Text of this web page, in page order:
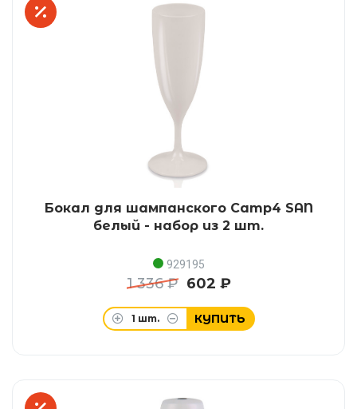
Бокал для шампанского Camp4 SAN
белый - набор из 2 шт.
929195
1 336 ₽ 602 ₽
1 шт. КУПИТЬ